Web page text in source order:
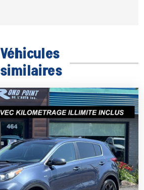
Véhicules
similaires